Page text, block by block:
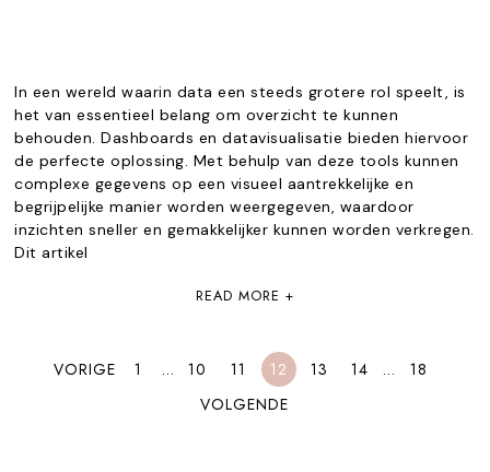
In een wereld waarin data een steeds grotere rol speelt, is
het van essentieel belang om overzicht te kunnen
behouden. Dashboards en datavisualisatie bieden hiervoor
de perfecte oplossing. Met behulp van deze tools kunnen
complexe gegevens op een visueel aantrekkelijke en
begrijpelijke manier worden weergegeven, waardoor
inzichten sneller en gemakkelijker kunnen worden verkregen.
Dit artikel
READ MORE +
VORIGE 1 … 10 11 12 13 14 …
18
VOLGENDE